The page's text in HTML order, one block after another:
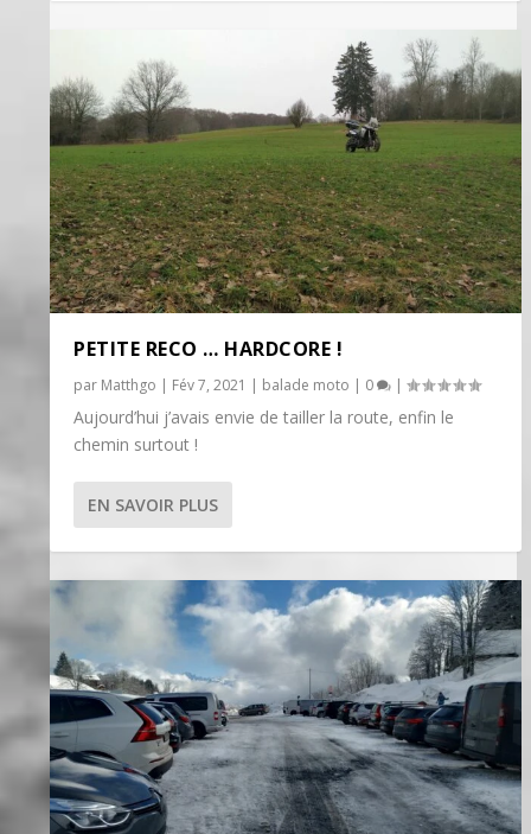
PETITE RECO … HARDCORE !
par Matthgo | Fév 7, 2021 | balade moto | 0 |
Aujourd’hui j’avais envie de tailler la route, enfin le
chemin surtout !
EN SAVOIR PLUS